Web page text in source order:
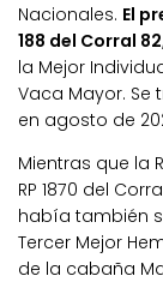
Nacionales. El
188 del Corral
la Mejor
Vaca Mayor. Se
en agosto de
Mientras que la
RP 1870 del
había también
Tercer Mejor
de la cabaña